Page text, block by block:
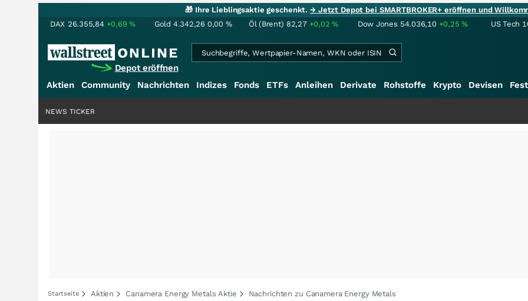
🎁 Ihre Lieblingsaktie geschenkt.→ Jetzt Depot bei SMARTBROKER+ eröffnen und
DAX 26.355,84 +0,69% Gold 4.342,26 0,00 % Öl (Brent) 82,27 +0,02% Dow Jones 54.036,10 +0,25% US Tech
Depot eröffnen
Aktien Community Nachrichten Indizes Fonds ETFs Anleihen Derivate Rohstoffe Krypto Devisen
NEWS TICKER
Startseite Aktien Canamera Energy Metals Aktie Nachrichten zu Canamera Energy Metals